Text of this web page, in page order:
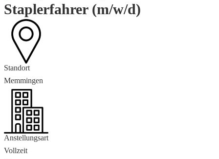
Staplerfahrer (m/w/d)
Standort
Memmingen
Anstellungsart
Vollzeit